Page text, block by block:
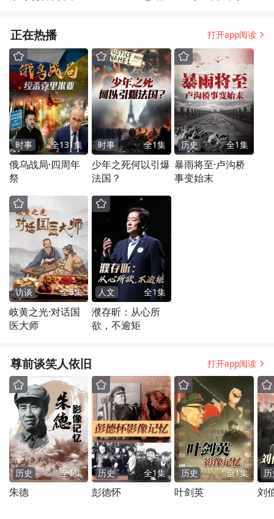
正在热播 打开app阅读
时事 全131集
俄乌战局·四周年
祭
时事 全1集
少年之死何以引爆
法国？
历史 全1集
暴雨将至·卢沟桥
事变始末
访谈 全5集
岐黄之光·对话国
医大师
人文 全1集
濮存昕：从心所
欲，不逾矩
尊前谈笑人依旧 打开app阅读
历史 全1集
朱德
历史 全1集
彭德怀
历史 全1集
叶剑英 刘